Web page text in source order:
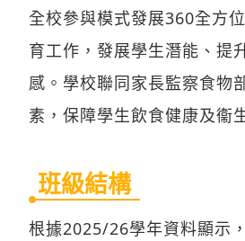
全校參與模式發展360全方
育工作，發展學生潛能、提
感。學校聯同家長監察食物
素，保障學生飲食健康及衞
班級結構
根據2025/26學年資料顯示